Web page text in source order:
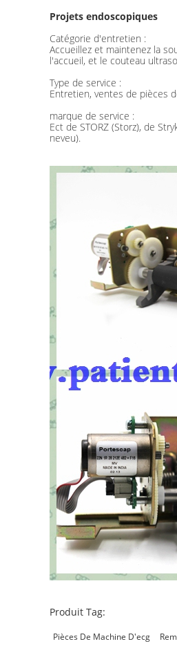
Projets endoscopiques
Catégorie d'entretien :
Accueillez et maintenez la
l'accueil, et le couteau
Type de service :
Entretien, ventes de pièces
marque de service :
Ect de STORZ (Storz), de
neveu).
Produit Tag:
Pièces De Machine D'ecg